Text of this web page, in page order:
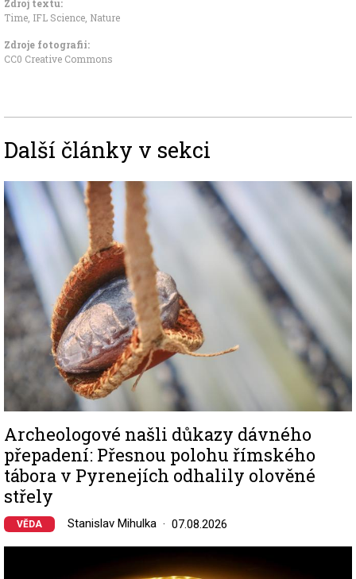
Zdroj textu:
Time, IFL Science, Nature
Zdroje fotografii:
CC0 Creative Commons
Další články v sekci
Image
Archeologové našli důkazy dávného
přepadení: Přesnou polohu římského
tábora v Pyrenejích odhalily olověné
střely
VĚDA Stanislav Mihulka 07.08.2026